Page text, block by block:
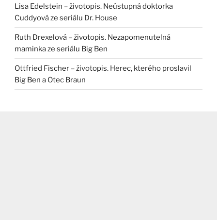
Lisa Edelstein – životopis. Neústupná doktorka
Cuddyová ze seriálu Dr. House
Ruth Drexelová – životopis. Nezapomenutelná
maminka ze seriálu Big Ben
Ottfried Fischer – životopis. Herec, kterého proslavil
Big Ben a Otec Braun